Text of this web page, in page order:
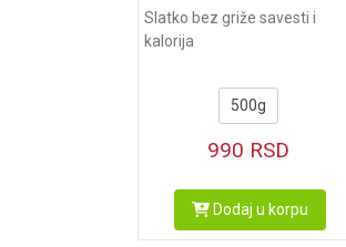
Slatko bez griže savesti i
kalorija
500g
990 RSD
Dodaj u korpu